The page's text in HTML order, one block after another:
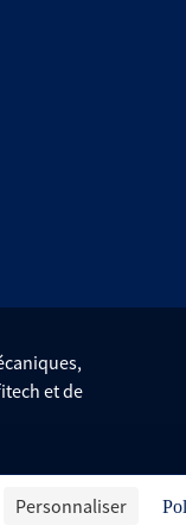
et de
générales de vente
Personnaliser